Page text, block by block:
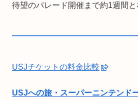
待望のパレード開催まで約1週間と
USJチケットの料金比較
USJへの旅・スーパーニンテンド